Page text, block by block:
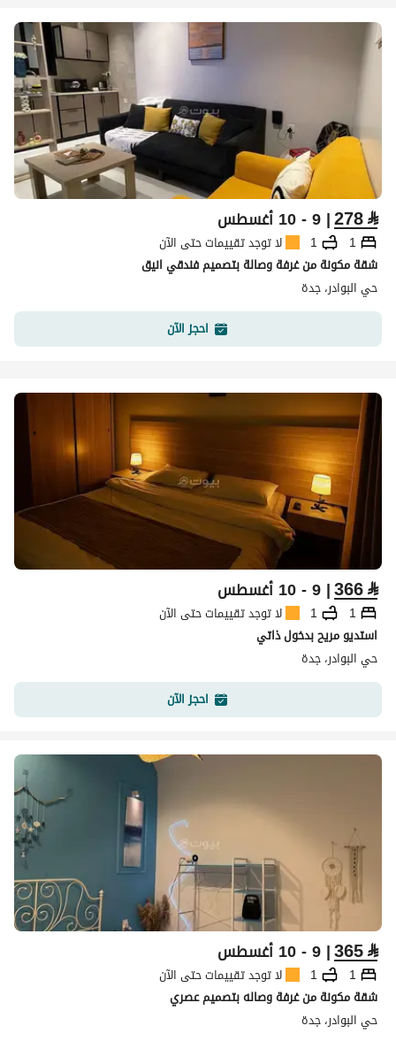
⃁
278| 9 - 10 أغسطس
1
1
لا توجد تقييمات حتى الآن
شقة مكونة من غرفة وصالة بتصميم فندقي انيق
حي البوادر، جدة
احجز الآن
⃁
366| 9 - 10 أغسطس
1
1
لا توجد تقييمات حتى الآن
استديو مريح بدخول ذاتي
حي البوادر، جدة
احجز الآن
⃁
365| 9 - 10 أغسطس
1
1
لا توجد تقييمات حتى الآن
شقة مكونة من غرفة وصاله بتصميم عصري
حي البوادر، جدة